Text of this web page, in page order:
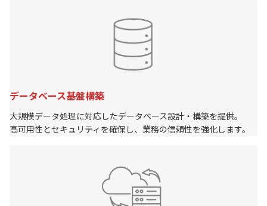
データベース基盤構築
大規模データ処理に対応したデータベース設計・構築を提供。
高可用性とセキュリティを確保し、業務の信頼性を強化します。